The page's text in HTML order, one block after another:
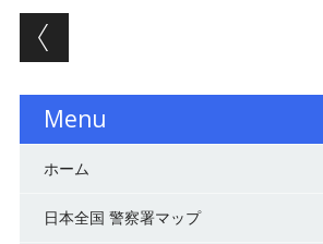
投稿ナビゲーショ
Menu
ホーム
日本全国 警察署マップ